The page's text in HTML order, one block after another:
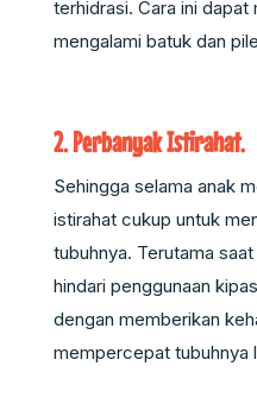
terhidrasi. Cara ini dapat
mengalami batuk dan
2. Perbanyak Istirahat.
Sehingga selama anak
istirahat cukup untuk
tubuhnya. Terutama
hindari penggunaan
dengan memberikan
mempercepat tubuhnya